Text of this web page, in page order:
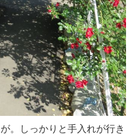
。しっかりと手入れが行き